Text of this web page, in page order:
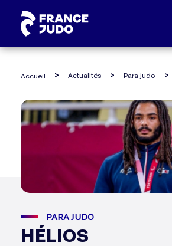
Accueil Actualités Para judo
PARA JUDO
HÉLIOS